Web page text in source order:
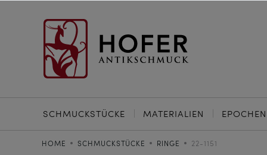
SCHMUCKSTÜCKE MATERIALIEN EPOCHEN
HOME SCHMUCKSTÜCKE RINGE 22-1151